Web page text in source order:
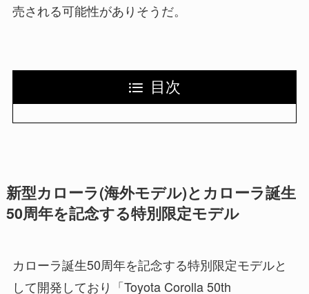
売される可能性がありそうだ。
目次
新型カローラ(海外モデル)とカローラ誕生
50周年を記念する特別限定モデル
カローラ誕生50周年を記念する特別限定モデルと
して開発しており「Toyota Corolla 50th